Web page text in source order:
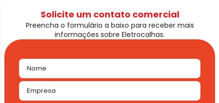
Solicite um contato comercial
Preencha o formulário a baixo para receber mais
informações sobre Eletrocalhas.